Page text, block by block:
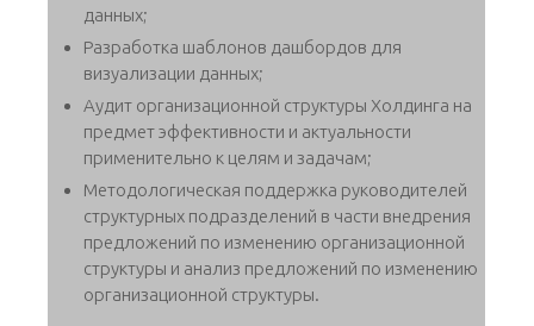
данных;
Разработка шаблонов дашбордов для
визуализации данных;
Аудит организационной структуры Холдинга на
предмет эффективности и актуальности
применительно к целям и задачам;
Методологическая поддержка руководителей
структурных подразделений в части внедрения
предложений по изменению организационной
структуры и анализ предложений по изменению
организационной структуры.